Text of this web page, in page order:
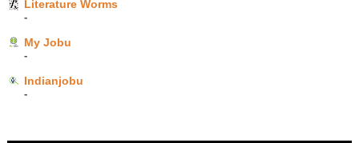
Literature Worms
-
My Jobu
-
Indianjobu
-